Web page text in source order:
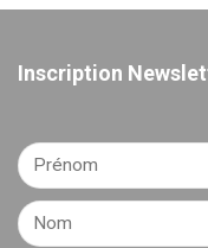
Inscription